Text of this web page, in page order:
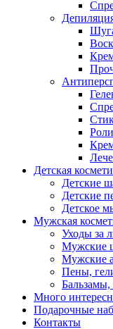
Детская
Детские
Детские
Детское
Мужская
Уходы за
Мужские
Мужские
Пены,
Бальзамы,
Много
Подарочные
Контакты